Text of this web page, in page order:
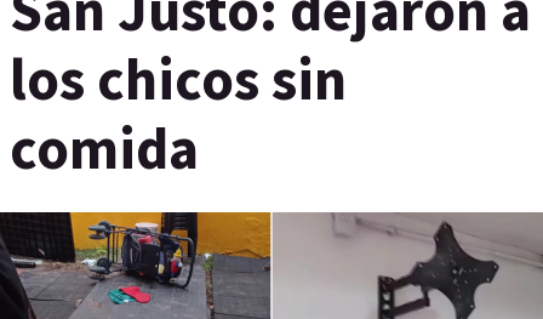
los chicos sin
comida